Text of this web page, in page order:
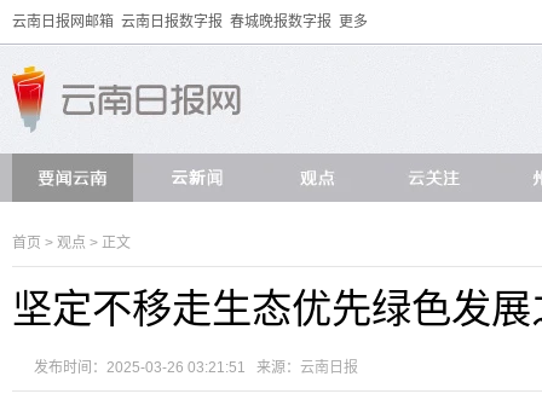
云南日报网邮箱 云南日报数字报 春城晚报数字报 更多
首页 > 观点 > 正文
坚定不移走生态优先绿色发展
发布时间：2025-03-26 03:21:51 来源： 云南日报